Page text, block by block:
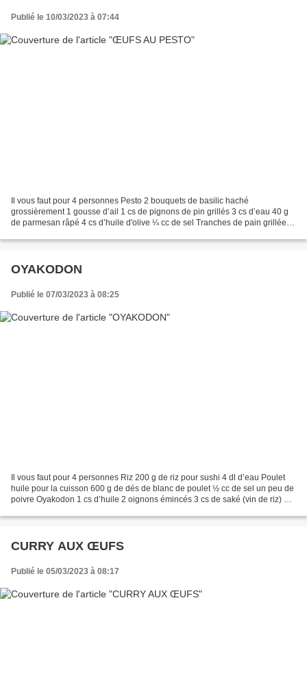
Publié le 10/03/2023 à 07:44
Il vous faut pour 4 personnes Pesto 2 bouquets de basilic haché
grossièrement 1 gousse d’ail 1 cs de pignons de pin grillés 3 cs d’eau 40 g
de parmesan râpé 4 cs d’huile d'olive ¼ cc de sel Tranches de pain grillées
OYAKODON
Publié le 07/03/2023 à 08:25
Il vous faut pour 4 personnes Riz 200 g de riz pour sushi 4 dl d’eau Poulet
huile pour la cuisson 600 g de dés de blanc de poulet ½ cc de sel un peu de
poivre Oyakodon 1 cs d’huile 2 oignons émincés 3 cs de saké (vin de riz) 2
CURRY AUX ŒUFS
Publié le 05/03/2023 à 08:17